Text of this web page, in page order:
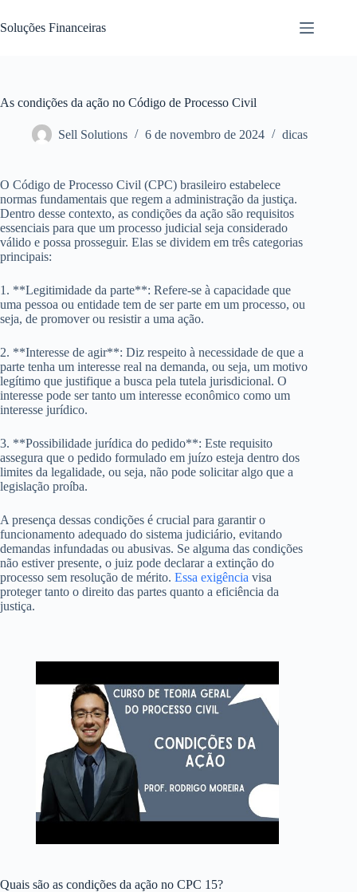
para
o
Soluções Financeiras
As condições da ação no Código de Processo Civil
Sell Solutions 6 de novembro de 2024 dicas
O Código de Processo Civil (CPC) brasileiro estabelece
normas fundamentais que regem a administração da justiça.
Dentro desse contexto, as condições da ação são requisitos
essenciais para que um processo judicial seja considerado
válido e possa prosseguir. Elas se dividem em três categorias
principais:
1. **Legitimidade da parte**: Refere-se à capacidade que
uma pessoa ou entidade tem de ser parte em um processo, ou
seja, de promover ou resistir a uma ação.
2. **Interesse de agir**: Diz respeito à necessidade de que a
parte tenha um interesse real na demanda, ou seja, um motivo
legítimo que justifique a busca pela tutela jurisdicional. O
interesse pode ser tanto um interesse econômico como um
interesse jurídico.
3. **Possibilidade jurídica do pedido**: Este requisito
assegura que o pedido formulado em juízo esteja dentro dos
limites da legalidade, ou seja, não pode solicitar algo que a
legislação proíba.
A presença dessas condições é crucial para garantir o
funcionamento adequado do sistema judiciário, evitando
demandas infundadas ou abusivas. Se alguma das condições
não estiver presente, o juiz pode declarar a extinção do
processo sem resolução de mérito. Essa exigência visa
proteger tanto o direito das partes quanto a eficiência da
justiça.
Quais são as condições da ação no CPC 15?